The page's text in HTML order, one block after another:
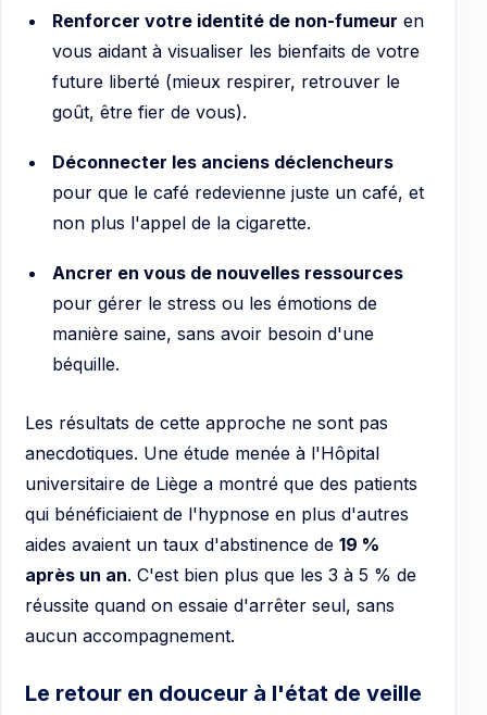
Renforcer votre identité de non-fumeur en
vous aidant à visualiser les bienfaits de votre
future liberté (mieux respirer, retrouver le
goût, être fier de vous).
Déconnecter les anciens déclencheurs
pour que le café redevienne juste un café, et
non plus l'appel de la cigarette.
Ancrer en vous de nouvelles ressources
pour gérer le stress ou les émotions de
manière saine, sans avoir besoin d'une
béquille.
Les résultats de cette approche ne sont pas
anecdotiques. Une étude menée à l'Hôpital
universitaire de Liège a montré que des patients
qui bénéficiaient de l'hypnose en plus d'autres
aides avaient un taux d'abstinence de 19 %
après un an. C'est bien plus que les 3 à 5 % de
réussite quand on essaie d'arrêter seul, sans
aucun accompagnement.
Le retour en douceur à l'état de veille